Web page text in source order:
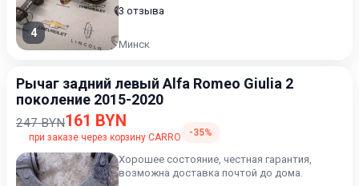
4
3 отзыва
Минск
Рычаг задний левый Alfa Romeo Giulia 2
поколение 2015-2020
247 BYN161 BYN
при заказе через корзину CARRO -35%
Хорошее состояние, честная гарантия,
возможна доставка почтой до дома.